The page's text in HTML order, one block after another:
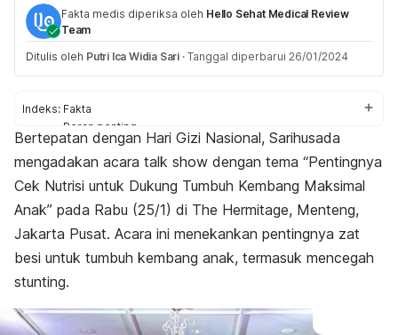
Fakta medis diperiksa oleh Hello Sehat Medical Review
Team
Ditulis oleh Putri Ica Widia Sari · Tanggal diperbarui 26/01/2024
Indeks: Fakta
Peran penting
Cara memenuhi
Komitmen
Bertepatan dengan Hari Gizi Nasional, Sarihusada
mengadakan acara talk show dengan tema “Pentingnya
Cek Nutrisi untuk Dukung Tumbuh Kembang Maksimal
Anak” pada Rabu (25/1) di The Hermitage, Menteng,
Jakarta Pusat. Acara ini menekankan pentingnya zat
besi untuk tumbuh kembang anak, termasuk mencegah
stunting.